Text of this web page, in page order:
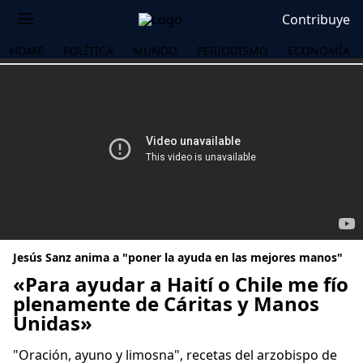
Contribuye
HOME POLÍTICA MUNDO PERIODISMO ECONOMÍA
Jesús Sanz anima a "poner la ayuda en las mejores manos"
«Para ayudar a Haití o Chile me fío
plenamente de Cáritas y Manos
Unidas»
"Oración, ayuno y limosna", recetas del arzobispo de